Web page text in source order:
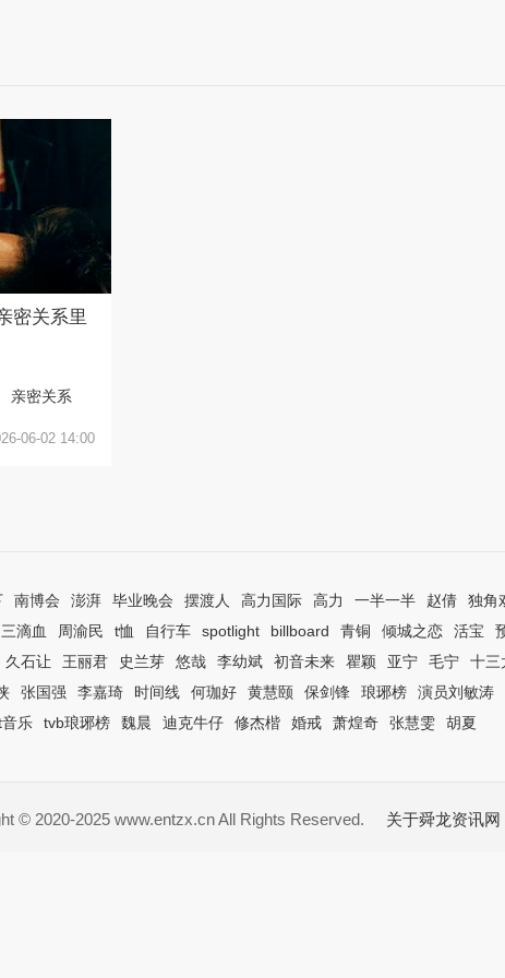
密关系里
亲密关系
06-02 14:00
南博会 澎湃 毕业晚会 摆渡人 高力国际 高力 一半一半 赵倩 独角
三滴血 周渝民 t恤 自行车 spotlight billboard 青铜 倾城之恋 活宝
久石让 王丽君 史兰芽 悠哉 李幼斌 初音未来 瞿颖 亚宁 毛宁 十三
张国强 李嘉琦 时间线 何珈好 黄慧颐 保剑锋 琅琊榜 演员刘敏涛
乐 tvb琅琊榜 魏晨 迪克牛仔 修杰楷 婚戒 萧煌奇 张慧雯 胡夏
© 2020-2025 www.entzx.cn All Rights Reserved. 关于舜龙资讯网